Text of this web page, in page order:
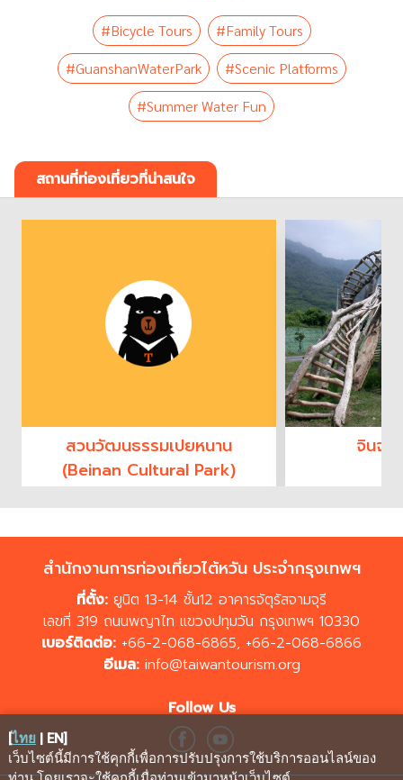
#Bicycle Tours
#Family Tours
#GuanshanWaterPark
#Scenic Platforms
#Summer Water Fun
สถานที่ท่องเที่ยวที่น่าสนใจ
สวนวัฒนธรรมเปยหนาน
(Beinan Cultural Park)
จินจวิ
สำนักงานการท่องเที่ยวไต้หวัน ประจำกรุงเทพฯ
ที่ตั้ง: ยูนิต 13-14 ชั้น12 อาคารจัตุรัสจามจุรี
เลขที่ 319 ถนนพญาไท แขวงปทุมวัน กรุงเทพฯ 10330
เบอร์ติดต่อ: +66-2-068-6865, +66-2-068-6866
อีเมล: info@taiwantourism.org
Follow Us
[ไทย | EN]
เว็บไซต์นี้มีการใช้คุกกี้เพื่อการปรับปรุงการใช้บริการออนไลน์ของ